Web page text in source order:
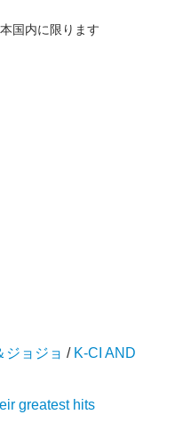
国内に限ります
ジョジョ / K-CI AND
greatest hits